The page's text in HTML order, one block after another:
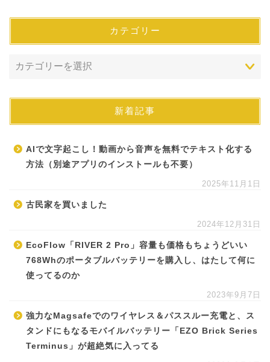
カテゴリー
新着記事
AIで文字起こし！動画から音声を無料でテキスト化する
方法（別途アプリのインストールも不要）
2025年11月1日
古民家を買いました
2024年12月31日
EcoFlow「RIVER 2 Pro」容量も価格もちょうどいい
768Whのポータブルバッテリーを購入し、はたして何に
使ってるのか
2023年9月7日
強力なMagsafeでのワイヤレス＆パススルー充電と、ス
タンドにもなるモバイルバッテリー「EZO Brick Series
Terminus」が超絶気に入ってる